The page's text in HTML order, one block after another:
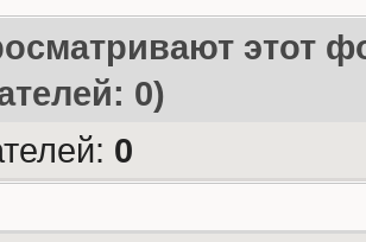
этот
0)
0